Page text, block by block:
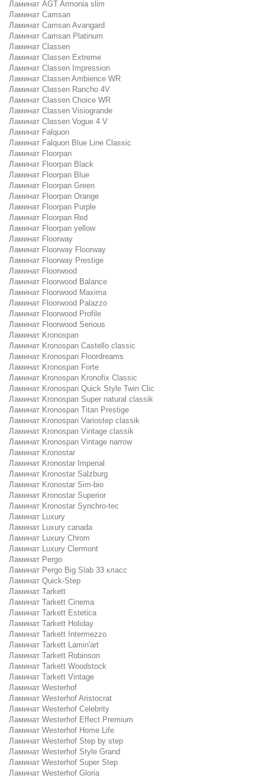
Ламинат AGT Armonia slim
Ламинат Camsan
Ламинат Camsan Avangard
Ламинат Camsan Platinum
Ламинат Classen
Ламинат Classen Extreme
Ламинат Classen Impression
Ламинат Classen Ambience WR
Ламинат Classen Rancho 4V
Ламинат Classen Choice WR
Ламинат Classen Visiogrande
Ламинат Classen Vogue 4 V
Ламинат Falquon
Ламинат Falquon Blue Line Classic
Ламинат Floorpan
Ламинат Floorpan Black
Ламинат Floorpan Blue
Ламинат Floorpan Green
Ламинат Floorpan Orange
Ламинат Floorpan Purple
Ламинат Floorpan Red
Ламинат Floorpan yellow
Ламинат Floorway
Ламинат Floorway Floorway
Ламинат Floorway Prestige
Ламинат Floorwood
Ламинат Floorwood Balance
Ламинат Floorwood Maxima
Ламинат Floorwood Palazzo
Ламинат Floorwood Profile
Ламинат Floorwood Serious
Ламинат Kronospan
Ламинат Kronospan Castello classic
Ламинат Kronospan Floordreams
Ламинат Kronospan Forte
Ламинат Kronospan Kronofix Classic
Ламинат Kronospan Quick Style Twin Clic
Ламинат Kronospan Super natural classik
Ламинат Kronospan Titan Prestige
Ламинат Kronospan Variostep classik
Ламинат Kronospan Vintage classik
Ламинат Kronospan Vintage narrow
Ламинат Kronostar
Ламинат Kronostar Imperial
Ламинат Kronostar Salzburg
Ламинат Kronostar Sim-bio
Ламинат Kronostar Superior
Ламинат Kronostar Synchro-tec
Ламинат Luxury
Ламинат Luxury canada
Ламинат Luxury Chrom
Ламинат Luxury Clermont
Ламинат Pergo
Ламинат Pergo Big Slab 33 класс
Ламинат Quick-Step
Ламинат Tarkett
Ламинат Tarkett Cinema
Ламинат Tarkett Estetica
Ламинат Tarkett Holiday
Ламинат Tarkett Intermezzo
Ламинат Tarkett Lamin'art
Ламинат Tarkett Robinson
Ламинат Tarkett Woodstock
Ламинат Tarkett Vintage
Ламинат Westerhof
Ламинат Westerhof Aristocrat
Ламинат Westerhof Celebrity
Ламинат Westerhof Effect Premium
Ламинат Westerhof Home Life
Ламинат Westerhof Step by step
Ламинат Westerhof Style Grand
Ламинат Westerhof Super Step
Ламинат Westerhof Gloria